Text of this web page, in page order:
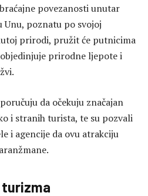
povezanosti unutar
Unu, poznatu po svojoj
prirodi, pružit će putnicima
prirodne ljepote i
da očekuju značajan
i stranih turista, te su pozvali
i agencije da ovu atrakciju
turizma